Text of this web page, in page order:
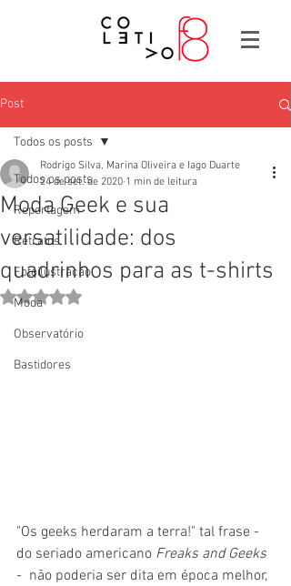
Post
Todos os posts
Reportagem
Retratos
Fotoilustração
Moda
Observatório
Bastidores
Todos os posts
Moda Geek e sua
versatilidade: dos
quadrinhos para as t-shirts
Rodrigo Silva, Marina Oliveira e Iago Duarte
24 de set. de 2020 1 min de leitura
Avaliado com NaN de 5 estrelas.
"Os geeks herdaram a terra!" tal frase -
do seriado americano Freaks and Geeks
-  não poderia ser dita em época melhor,